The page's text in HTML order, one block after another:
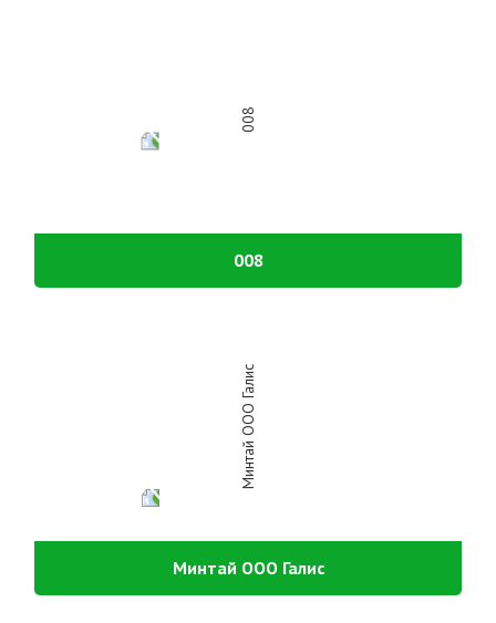
008
Минтай ООО Галис